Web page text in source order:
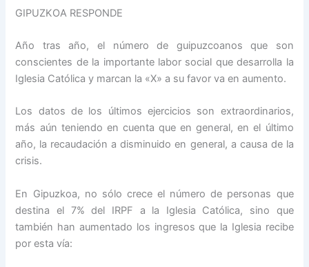
GIPUZKOA RESPONDE
Año tras año, el número de guipuzcoanos que son
conscientes de la importante labor social que desarrolla la
Iglesia Católica y marcan la «X» a su favor va en aumento.
Los datos de los últimos ejercicios son extraordinarios,
más aún teniendo en cuenta que en general, en el último
año, la recaudación a disminuido en general, a causa de la
crisis.
En Gipuzkoa, no sólo crece el número de personas que
destina el 7% del IRPF a la Iglesia Católica, sino que
también han aumentado los ingresos que la Iglesia recibe
por esta vía: